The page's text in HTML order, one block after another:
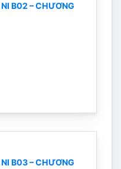
B02 – CHƯƠNG
B03 – CHƯƠNG